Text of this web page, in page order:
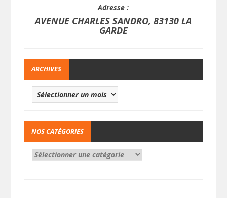
Adresse :
AVENUE CHARLES SANDRO, 83130 LA
GARDE
ARCHIVES
NOS CATÉGORIES